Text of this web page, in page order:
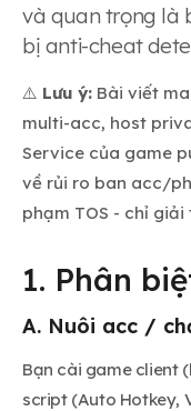
và quan trọng là
bị anti-cheat
⚠️ Lưu ý:Bài viết
multi-acc, host
Service của game
về rủi ro ban acc/
phạm TOS - chỉ
1. Phân
A. Nuôi acc /
Bạn cài game client
script (Auto Hotkey,